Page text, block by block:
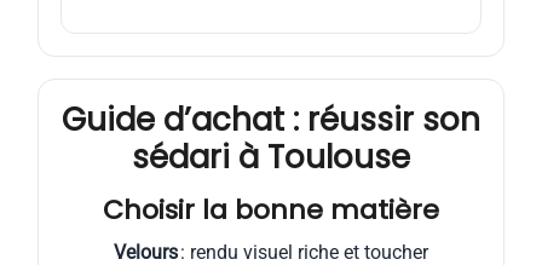
Guide d’achat : réussir son
sédari à Toulouse
Choisir la bonne matière
Velours: rendu visuel riche et toucher